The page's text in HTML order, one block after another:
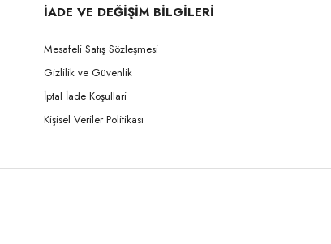
İADE VE DEĞİŞİM BİLGİLERİ
Mesafeli Satış Sözleşmesi
Gizlilik ve Güvenlik
İptal İade Koşullari
Kişisel Veriler Politikası